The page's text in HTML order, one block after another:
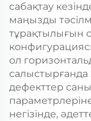
сабақтау
маңызды
тұрақтылығын
ол
дефекттер
негізінде,